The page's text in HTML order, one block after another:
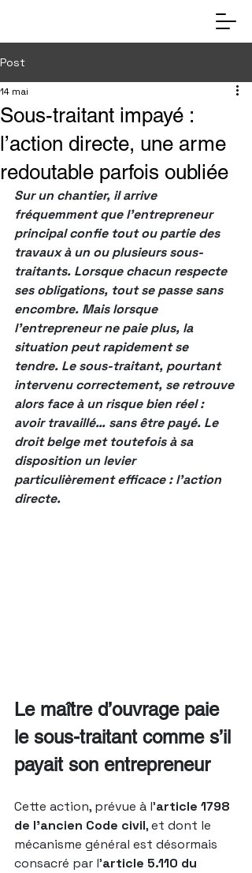
Post
Sous-traitant impayé :
l’action directe, une arme
redoutable parfois oubliée
14 mai
Sur un chantier, il arrive
fréquemment que l’entrepreneur
principal confie tout ou partie des
travaux à un ou plusieurs sous-
traitants. Lorsque chacun respecte
ses obligations, tout se passe sans
encombre. Mais lorsque
l’entrepreneur ne paie plus, la
situation peut rapidement se
tendre. Le sous-traitant, pourtant
intervenu correctement, se retrouve
alors face à un risque bien réel :
avoir travaillé… sans être payé. Le
droit belge met toutefois à sa
disposition un levier
particulièrement efficace : l’action
directe.
Le maître d’ouvrage paie
le sous-traitant comme s’il
payait son entrepreneur
Cette action, prévue à l’article 1798
de l’ancien Code civil, et dont le
mécanisme général est désormais
consacré par l’article 5.110 du